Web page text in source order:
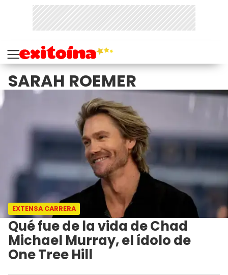
SARAH ROEMER
EXTENSA CARRERA
Qué fue de la vida de Chad
Michael Murray, el ídolo de
One Tree Hill